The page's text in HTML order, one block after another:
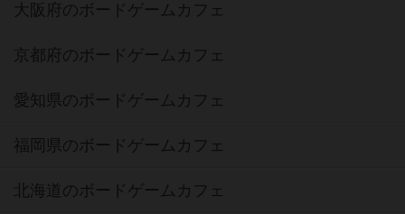
大阪府のボードゲームカフェ
京都府のボードゲームカフェ
愛知県のボードゲームカフェ
福岡県のボードゲームカフェ
北海道のボードゲームカフェ